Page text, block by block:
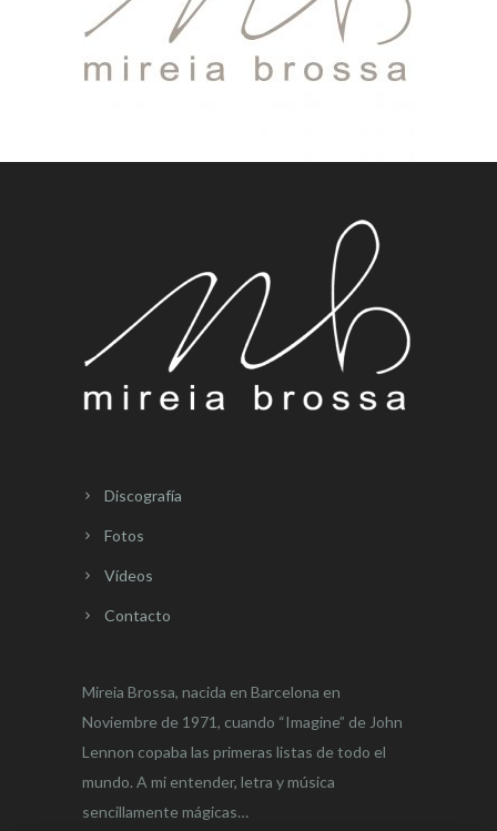
Discografía
Fotos
Vídeos
Contacto
Mireia Brossa, nacida en Barcelona en
Noviembre de 1971, cuando “Imagine” de John
Lennon copaba las primeras listas de todo el
mundo. A mi entender, letra y música
sencillamente mágicas…